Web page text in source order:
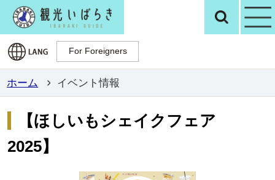
観光いばらき検
For Foreigners
For Foreigners
ホーム イベント情報
【ほしいもシェイクフェア
2025】